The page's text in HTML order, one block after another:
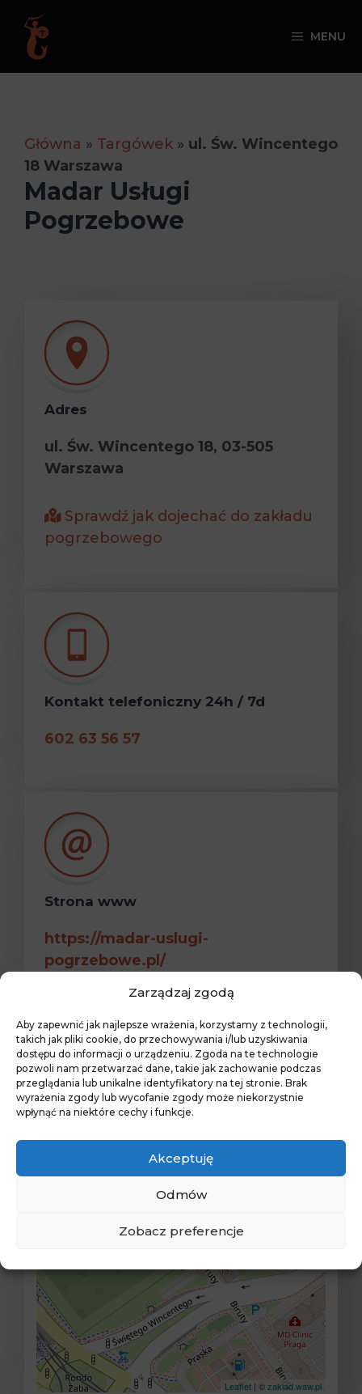
Zarządzaj zgodą
Aby zapewnić jak najlepsze wrażenia, korzystamy z technologii,
takich jak pliki cookie, do przechowywania i/lub uzyskiwania
dostępu do informacji o urządzeniu. Zgoda na te technologie
pozwoli nam przetwarzać dane, takie jak zachowanie podczas
przeglądania lub unikalne identyfikatory na tej stronie. Brak
wyrażenia zgody lub wycofanie zgody może niekorzystnie
wpłynąć na niektóre cechy i funkcje.
Akceptuję
Odmów
Zobacz preferencje
Przejdź
treści
MENU
Główna » Targówek » ul. Św. Wincentego
18 Warszawa
Madar Usługi
Pogrzebowe
Adres
ul. Św. Wincentego 18, 03-505
Warszawa
Sprawdź jak dojechać do zakładu
pogrzebowego
Kontakt telefoniczny 24h / 7d
602 63 56 57
Strona www
https://madar-uslugi-
pogrzebowe.pl/
Mapa dojazdu do Madar
Usługi Pogrzebowe
Leaflet | ©zaklad.waw.pl